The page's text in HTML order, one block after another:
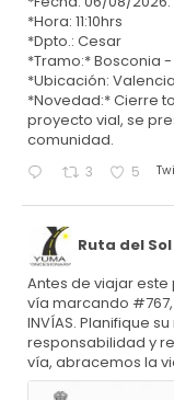
*Hora: 11:10hrs
*Dpto.: Cesar
*Tramo:* Bosconia
*Ubicación:
*Novedad:* Cierre
proyecto vial, se
comunidad.
3 5
Ruta del
Antes de viajar
vía marcando #767,
INVÍAS. Planifique
responsabilidad y
vía, abracemos la